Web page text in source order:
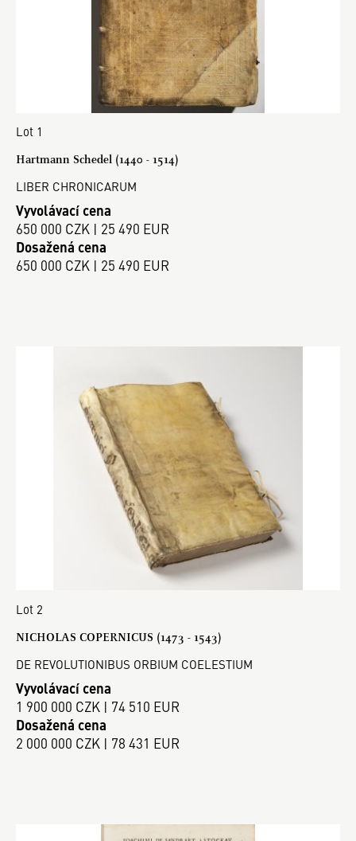
Lot 1
Hartmann Schedel (1440 - 1514)
LIBER CHRONICARUM
Vyvolávací cena
650 000 CZK | 25 490 EUR
Dosažená cena
650 000 CZK | 25 490 EUR
Lot 2
NICHOLAS COPERNICUS (1473 - 1543)
DE REVOLUTIONIBUS ORBIUM COELESTIUM
Vyvolávací cena
1 900 000 CZK | 74 510 EUR
Dosažená cena
2 000 000 CZK | 78 431 EUR